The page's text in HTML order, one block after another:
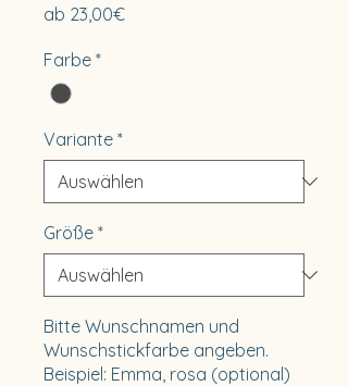
ab 23,00€Sale-
Farbe *
Variante *
Größe *
Bitte Wunschnamen und
Wunschstickfarbe angeben.
Beispiel: Emma, rosa (optional)